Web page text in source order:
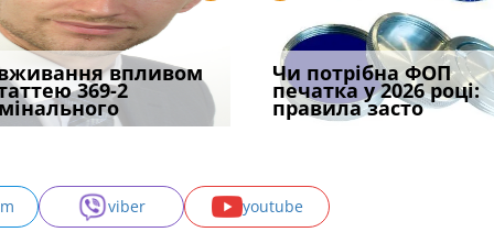
військової
за ігн
Чоловік помер, але
позика залишилася: як
фраза «на
впливом
369-2
Переоформлення
відстрочки за іншою
підставою: нов
під час
стану: як діяти
Чи потрібна ФОП
печатка у 2026 році:
правила засто
При зарахуванні в
покарання днів
тримання пі
viber youtube